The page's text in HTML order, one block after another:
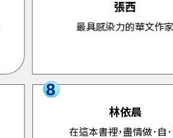
張西
最具感染力的華文作家
8
林依晨
在這本書裡，盡情做．自